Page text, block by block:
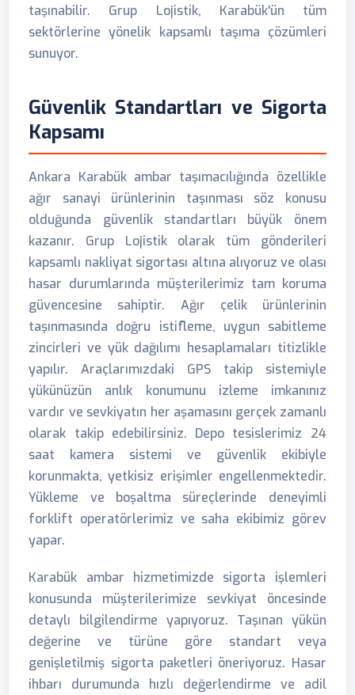
taşınabilir. Grup Lojistik, Karabük'ün tüm
sektörlerine yönelik kapsamlı taşıma çözümleri
sunuyor.
Güvenlik Standartları ve Sigorta
Kapsamı
Ankara Karabük ambar taşımacılığında özellikle
ağır sanayi ürünlerinin taşınması söz konusu
olduğunda güvenlik standartları büyük önem
kazanır. Grup Lojistik olarak tüm gönderileri
kapsamlı nakliyat sigortası altına alıyoruz ve olası
hasar durumlarında müşterilerimiz tam koruma
güvencesine sahiptir. Ağır çelik ürünlerinin
taşınmasında doğru istifleme, uygun sabitleme
zincirleri ve yük dağılımı hesaplamaları titizlikle
yapılır. Araçlarımızdaki GPS takip sistemiyle
yükünüzün anlık konumunu izleme imkanınız
vardır ve sevkiyatın her aşamasını gerçek zamanlı
olarak takip edebilirsiniz. Depo tesislerimiz 24
saat kamera sistemi ve güvenlik ekibiyle
korunmakta, yetkisiz erişimler engellenmektedir.
Yükleme ve boşaltma süreçlerinde deneyimli
forklift operatörlerimiz ve saha ekibimiz görev
yapar.
Karabük ambar hizmetimizde sigorta işlemleri
konusunda müşterilerimize sevkiyat öncesinde
detaylı bilgilendirme yapıyoruz. Taşınan yükün
değerine ve türüne göre standart veya
genişletilmiş sigorta paketleri öneriyoruz. Hasar
ihbarı durumunda hızlı değerlendirme ve adil